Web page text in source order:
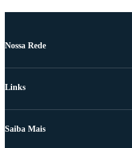
Nossa Rede
Links
Saiba Mais